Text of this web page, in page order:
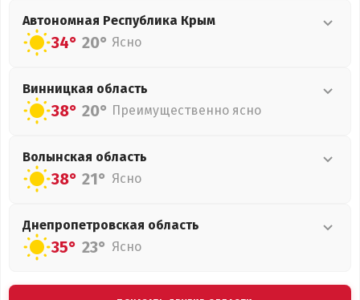
Автономная Республика Крым
34° 20° Ясно
Винницкая область
38° 20° Преимущественно ясно
Волынская область
38° 21° Ясно
Днепропетровская область
35° 23° Ясно